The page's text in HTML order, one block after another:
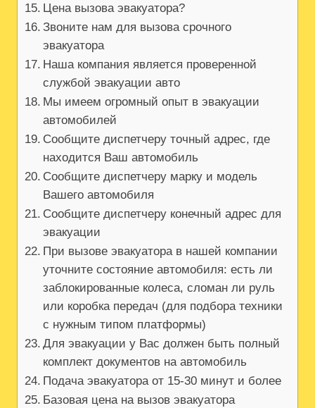
Цена вызова эвакуатора?
Звоните нам для вызова срочного
эвакуатора
Наша компания является проверенной
службой эвакуации авто
Мы имеем огромный опыт в эвакуации
автомобилей
Сообщите диспетчеру точный адрес, где
находится Ваш автомобиль
Сообщите диспетчеру марку и модель
Вашего автомобиля
Сообщите диспетчеру конечный адрес для
эвакуации
При вызове эвакуатора в нашей компании
уточните состояние автомобиля: есть ли
заблокированные колеса, сломан ли руль
или коробка передач (для подбора техники
с нужным типом платформы)
Для эвакуации у Вас должен быть полный
комплект документов на автомобиль
Подача эвакуатора от 15-30 минут и более
Базовая цена на вызов эвакуатора